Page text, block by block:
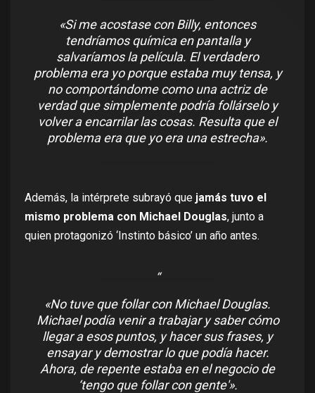
«Si me acostase con Billy, entonces
tendríamos química en pantalla y
salvaríamos la película. El verdadero
problema era yo porque estaba muy tensa, y
no comportándome como una actriz de
verdad que simplemente podría follárselo y
volver a encarrilar las cosas. Resulta que el
problema era que yo era una estrecha».
Además, la intérprete subrayó que jamás tuvo el
mismo problema con Michael Douglas, junto a
quien protagonizó ‘Instinto básico’ un año antes.
«No tuve que follar con Michael Douglas.
Michael podía venir a trabajar y saber cómo
llegar a esos puntos, y hacer sus frases, y
ensayar y demostrar lo que podía hacer.
Ahora, de repente estaba en el negocio de
‘tengo que follar con gente'».